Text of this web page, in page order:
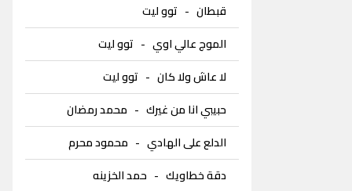
قبطان- توو ليت
الموج عالي اوي- توو ليت
لا عاش ولا كان- توو ليت
حبيبي انا من غيرك- محمد رمضان
الدلع على الهادي- محمود محرم
دقة خطاويك- حمد الخزينه